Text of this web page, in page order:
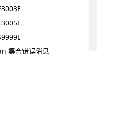
集合错误消息